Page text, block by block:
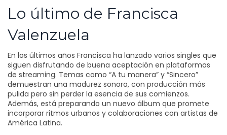
Lo último de Francisca
Valenzuela
En los últimos años Francisca ha lanzado varios singles que
siguen disfrutando de buena aceptación en plataformas
de streaming. Temas como “A tu manera” y “Sincero”
demuestran una madurez sonora, con producción más
pulida pero sin perder la esencia de sus comienzos.
Además, está preparando un nuevo álbum que promete
incorporar ritmos urbanos y colaboraciones con artistas de
América Latina.